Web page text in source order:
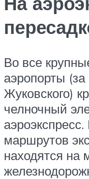
Во все
аэропорты
Жуковского)
челночный
маршрутов
находятся на